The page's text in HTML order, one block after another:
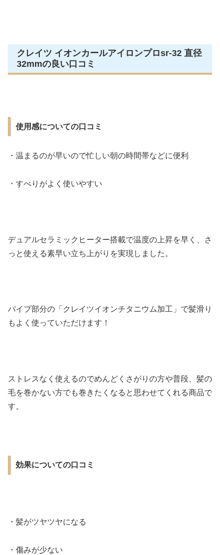
クレイツ イオンカールアイロンプロsr-32 直径
32mmの良い口コミ
使用感についての口コミ
・温まるのが早いので忙しい朝の時間帯などに便利
・すべりがよく使いやすい
デュアルセラミックヒーター搭載で温度の上昇を早く、さ
っと使える素早い立ち上がりを実現しました。
パイプ部分の「クレイツイオンチタニウム加工」で髪滑り
もよく使っていただけます！
ストレスなく使えるのでめんどくさがりの方や普段、髪の
毛を巻かない方でも巻きたくなると思わせてくれる商品で
す。
効果についての口コミ
・髪がツヤツヤになる
・傷みが少ない